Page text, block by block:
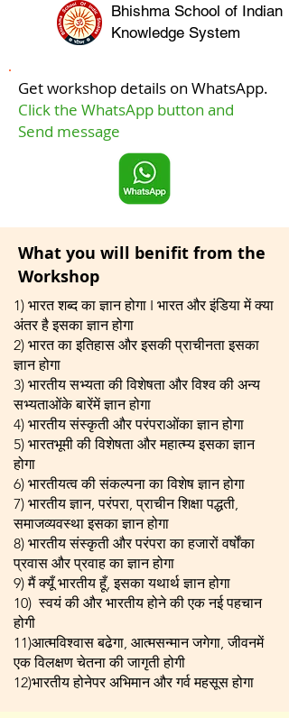
Bhishma School of Indian
Knowledge System
Get workshop details on WhatsApp.
Click the WhatsApp button and
Send message
What you will benifit from the
Workshop
1) भारत शब्द का ज्ञान होगा I भारत और इंडिया में क्या
अंतर है इसका ज्ञान होगा
2) भारत का इतिहास और इसकी प्राचीनता इसका
ज्ञान होगा
3) भारतीय सभ्यता की विशेषता और विश्व की अन्य
सभ्यताओंके बारेंमें ज्ञान होगा
4) भारतीय संस्कृती और परंपराओंका ज्ञान होगा
5) भारतभूमी की विशेषता और महात्म्य इसका ज्ञान
होगा
6) भारतीयत्व की संकल्पना का विशेष ज्ञान होगा
7) भारतीय ज्ञान, परंपरा, प्राचीन शिक्षा पद्धती,
समाजव्यवस्था इसका ज्ञान होगा
8) भारतीय संस्कृती और परंपरा का हजारों वर्षोंका
प्रवास और प्रवाह का ज्ञान होगा
9) मैं क्यूँ भारतीय हूँ, इसका यथार्थ ज्ञान होगा
10) स्वयं की और भारतीय होने की एक नई पहचान
होगी
11)आत्मविश्वास बढेगा, आत्मसन्मान जगेगा, जीवनमें
एक विलक्षण चेतना की जागृती होगी
12)भारतीय होनेपर अभिमान और गर्व महसूस होगा